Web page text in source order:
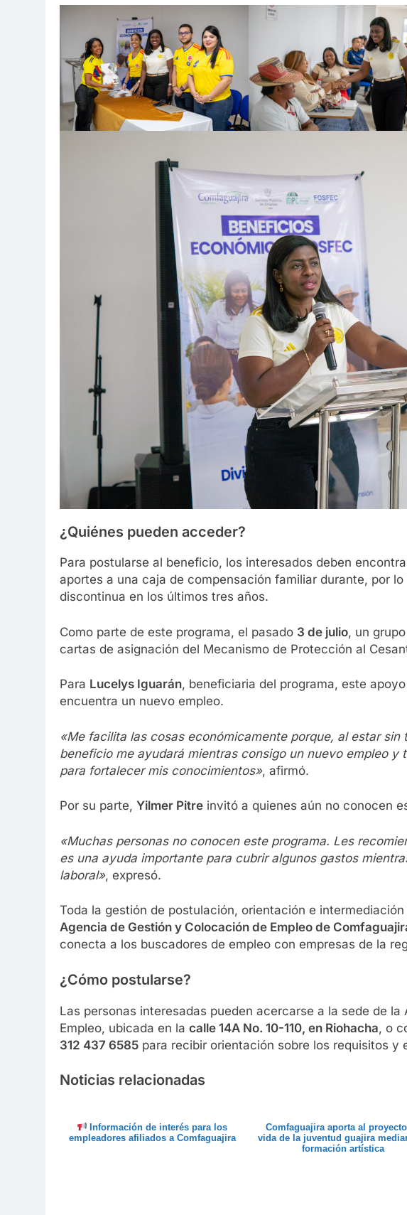
¿Quiénes pueden acceder?
Para postularse al beneficio, los interesados deben
aportes a una caja de compensación familiar durante, por
discontinua en los últimos tres años.
Como parte de este programa, el pasado 3 de julio, un
cartas de asignación del Mecanismo de Protección al
Para Lucelys Iguarán, beneficiaria del programa, este
encuentra un nuevo empleo.
«Me facilita las cosas económicamente porque, al estar sin
beneficio me ayudará mientras consigo un nuevo empleo y
para fortalecer mis conocimientos», afirmó.
Por su parte, Yilmer Pitre invitó a quienes aún no conocen
«Muchas personas no conocen este programa. Les
es una ayuda importante para cubrir algunos gastos
laboral», expresó.
Toda la gestión de postulación, orientación e
Agencia de Gestión y Colocación de Empleo de
conecta a los buscadores de empleo con empresas de la
¿Cómo postularse?
Las personas interesadas pueden acercarse a la sede de
Empleo, ubicada en la calle 14A No. 10-110, en Riohacha, o
312 437 6585 para recibir orientación sobre los requisitos y
Noticias relacionadas
Información de interés para los
empleadores afiliados a Comfaguajira
Comfaguajira aporta al
vida de la juventud guajira
formación artística